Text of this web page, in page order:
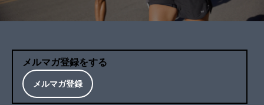
メルマガ登録をする
メルマガ登録